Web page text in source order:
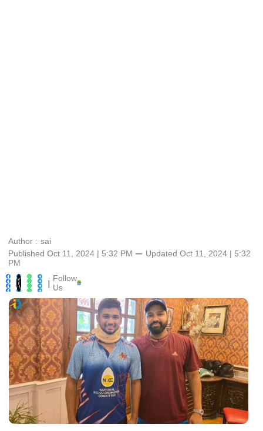
Author : sai
Published Oct 11, 2024 | 5:32 PM ⚊ Updated Oct 11, 2024 | 5:32
PM
| Follow
Us